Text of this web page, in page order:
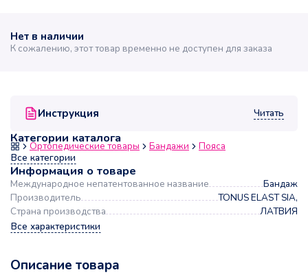
Инструкция Читать
Категории каталога
Ортопедические товары Бандажи
Пояса
Все категории
Информация о товаре
Международное непатентованное название
Бандаж
Производитель
TONUS ELAST SIA,
Страна производства
ЛАТВИЯ
Все характеристики
Описание товара
Нет в наличии
К сожалению, этот товар временно не доступен для заказа